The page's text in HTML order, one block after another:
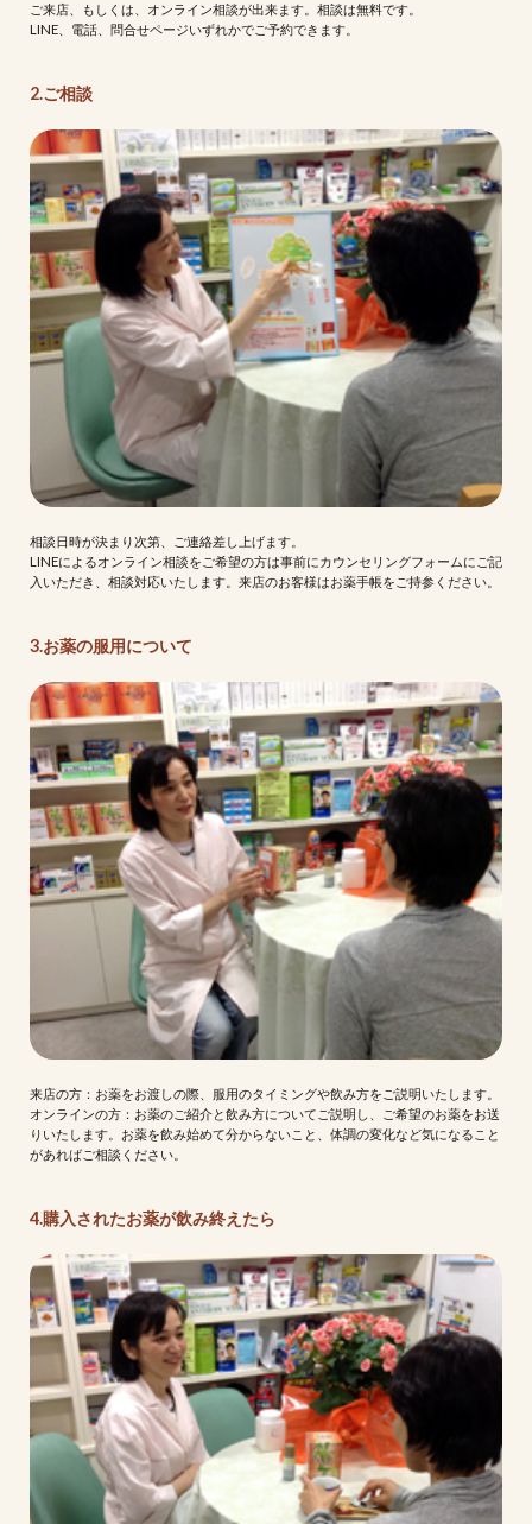
ご来店、もしくは、オンライン相談が出来ます。相談は無料です。
LINE、電話、問合せページいずれかでご予約できます。
2.ご相談
相談日時が決まり次第、ご連絡差し上げます。
LINEによるオンライン相談をご希望の方は事前にカウンセリングフォームにご記
入いただき、相談対応いたします。来店のお客様はお薬手帳をご持参ください。
3.お薬の服用について
来店の方：お薬をお渡しの際、服用のタイミングや飲み方をご説明いたします。
オンラインの方：お薬のご紹介と飲み方についてご説明し、ご希望のお薬をお送
りいたします。お薬を飲み始めて分からないこと、体調の変化など気になること
があればご相談ください。
4.購入されたお薬が飲み終えたら